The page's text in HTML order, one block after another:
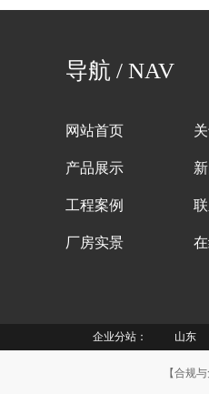
导航 / NAV
网站首页
产品展示
工程案例
厂房实景
企业分站： 山东
【合规